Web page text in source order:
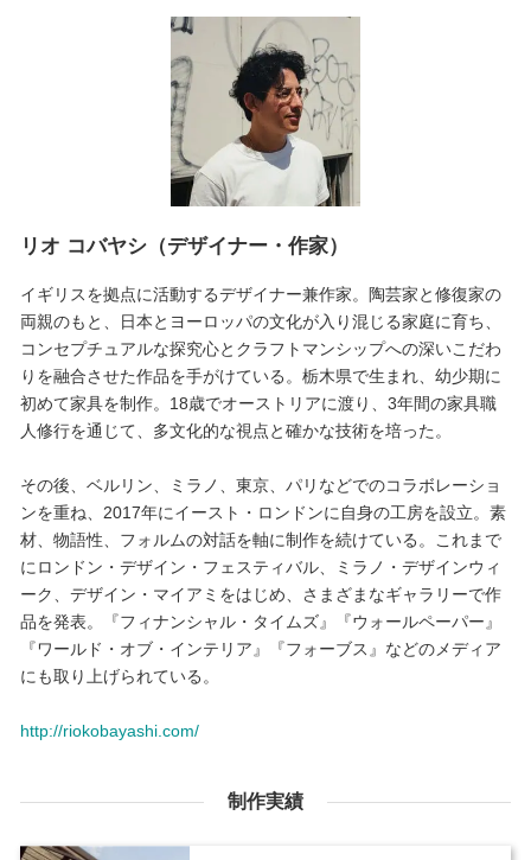
リオ コバヤシ（デザイナー・作家）
イギリスを拠点に活動するデザイナー兼作家。陶芸家と修復家の
両親のもと、日本とヨーロッパの文化が入り混じる家庭に育ち、
コンセプチュアルな探究心とクラフトマンシップへの深いこだわ
りを融合させた作品を手がけている。栃木県で生まれ、幼少期に
初めて家具を制作。18歳でオーストリアに渡り、3年間の家具職
人修行を通じて、多文化的な視点と確かな技術を培った。
その後、ベルリン、ミラノ、東京、パリなどでのコラボレーショ
ンを重ね、2017年にイースト・ロンドンに自身の工房を設立。素
材、物語性、フォルムの対話を軸に制作を続けている。これまで
にロンドン・デザイン・フェスティバル、ミラノ・デザインウィ
ーク、デザイン・マイアミをはじめ、さまざまなギャラリーで作
品を発表。『フィナンシャル・タイムズ』『ウォールペーパー』
『ワールド・オブ・インテリア』『フォーブス』などのメディア
にも取り上げられている。
http://riokobayashi.com/
制作実績